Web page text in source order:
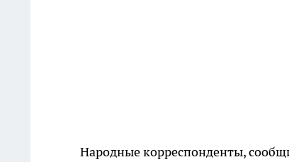
Народные корреспонденты,